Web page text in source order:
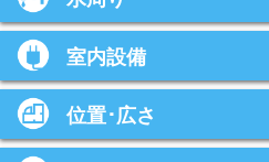
室内設備
位置･広さ